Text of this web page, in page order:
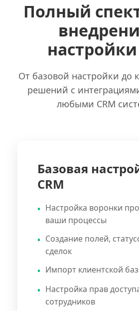
Полный
настройки
От базовой настройки до
решений с
любыми CRM
Базовая
CRM
Настройка воронки
ваши процессы
Создание полей,
сделок
Импорт клиентской
Настройка прав
сотрудников